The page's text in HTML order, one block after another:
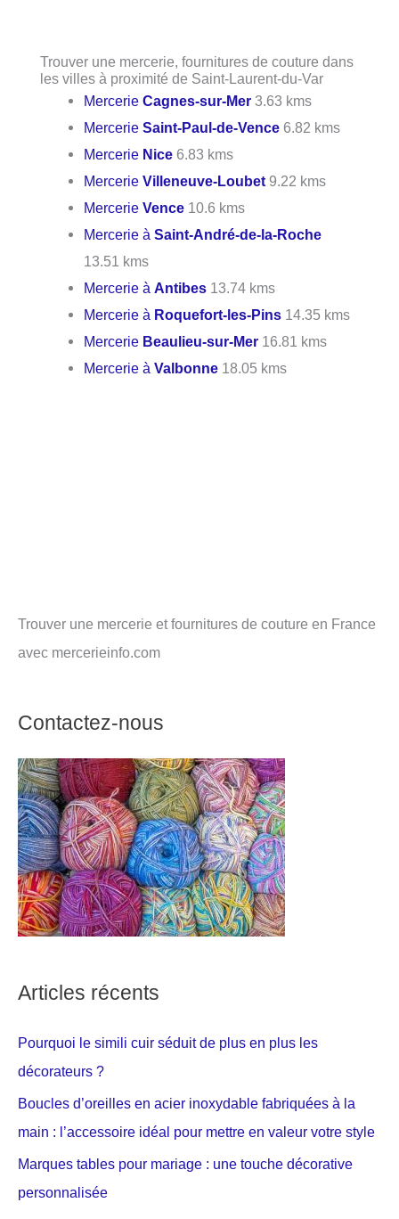
Trouver une mercerie, fournitures de couture dans
les villes à proximité de Saint-Laurent-du-Var
MercerieCagnes-sur-Mer 3.63 kms
MercerieSaint-Paul-de-Vence 6.82 kms
Mercerie Nice 6.83 kms
MercerieVilleneuve-Loubet 9.22 kms
MercerieVence 10.6 kms
Mercerie àSaint-André-de-la-Roche
13.51 kms
Mercerie àAntibes 13.74 kms
Mercerie à Roquefort-les-Pins 14.35 kms
Mercerie Beaulieu-sur-Mer 16.81 kms
Mercerie àValbonne 18.05 kms
Trouver une mercerie et fournitures de couture en France
avec mercerieinfo.com
Contactez-nous
Articles récents
Pourquoi le simili cuir séduit de plus en plus les
décorateurs ?
Boucles d’oreilles en acier inoxydable fabriquées à la
main : l’accessoire idéal pour mettre en valeur votre style
Marques tables pour mariage : une touche décorative
personnalisée